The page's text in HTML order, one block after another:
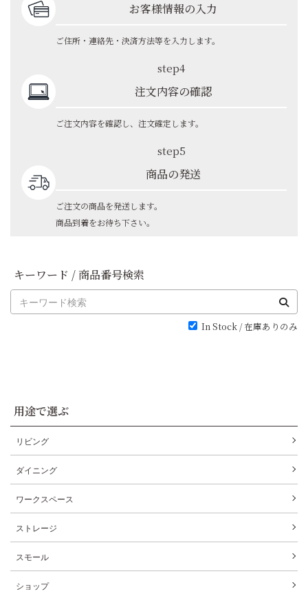
お客様情報の入力
ご住所・連絡先・決済方法等を入力します。
step4
注文内容の確認
ご注文内容を確認し、注文確定します。
step5
商品の発送
ご注文の商品を発送します。
商品到着をお待ち下さい。
キーワード / 商品番号検索
In Stock / 在庫ありのみ
用途で選ぶ
リビング
ダイニング
ワークスペース
ストレージ
スモール
ショップ